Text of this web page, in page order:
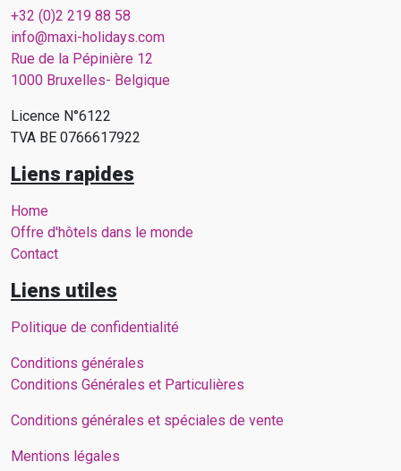
+32 (0)2 219 88 58
info@maxi-holidays.com
Rue de la Pépinière 12
1000 Bruxelles- Belgique
Licence N°6122
TVA BE 0766617922
Liens rapides
Home
Offre d'hôtels dans le monde
Contact
Liens utiles
Politique de confidentialité
Conditions générales
Conditions Générales et Particulières
Conditions générales et spéciales de vente
Mentions légales